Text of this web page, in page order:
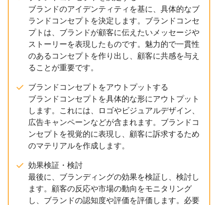
ブランドのアイデンティティを基に、具体的なブ
ランドコンセプトを決定します。ブランドコンセ
プトは、ブランドが顧客に伝えたいメッセージや
ストーリーを表現したものです。魅力的で一貫性
のあるコンセプトを作り出し、顧客に共感を与え
ることが重要です。
ブランドコンセプトをアウトプットする
ブランドコンセプトを具体的な形にアウトプット
します。これには、ロゴやビジュアルデザイン、
広告キャンペーンなどが含まれます。ブランドコ
ンセプトを視覚的に表現し、顧客に訴求するため
のマテリアルを作成します。
効果検証・検討
最後に、ブランディングの効果を検証し、検討し
ます。顧客の反応や市場の動向をモニタリング
し、ブランドの認知度や評価を評価します。必要